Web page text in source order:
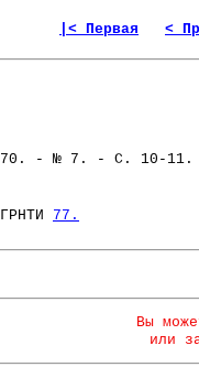
|< Первая <
- № 7. - С. 10-11.
77.
Вы
или